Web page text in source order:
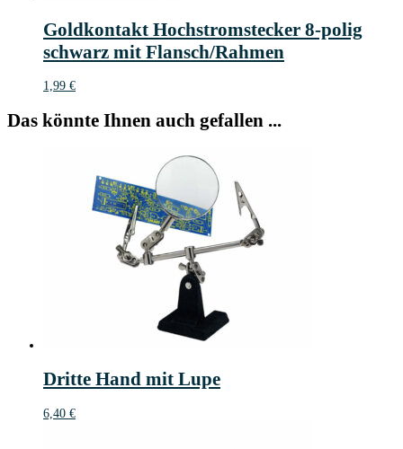
Goldkontakt Hochstromstecker 8-polig
schwarz mit Flansch/Rahmen
1,99 €
Das könnte Ihnen auch gefallen ...
Dritte Hand mit Lupe
6,40 €